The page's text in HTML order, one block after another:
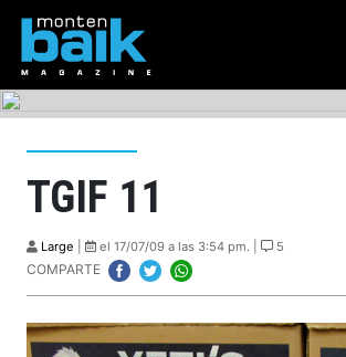
TGIF 11
Large el 17/07/09 a las 3:54 pm. | 5
COMPARTE